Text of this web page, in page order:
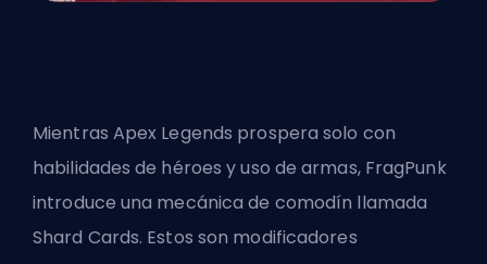
Mientras Apex Legends prospera solo con
habilidades de héroes y uso de armas, FragPunk
introduce una mecánica de comodín llamada
Shard Cards. Estos son modificadores